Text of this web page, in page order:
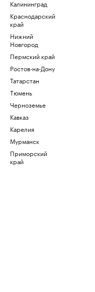
Калининград
Краснодарский
край
Нижний
Новгород
Пермский край
Ростов-на-Дону
Татарстан
Тюмень
Черноземье
Кавказ
Карелия
Мурманск
Приморский
край